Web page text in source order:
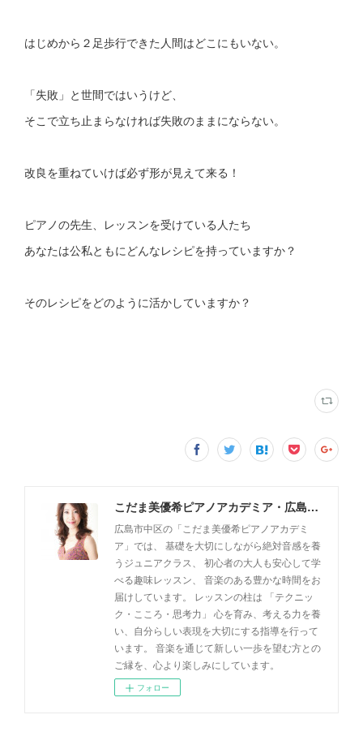
はじめから２足歩行できた人間はどこにもいない。
「失敗」と世間ではいうけど、
そこで立ち止まらなければ失敗のままにならない。
改良を重ねていけば必ず形が見えて来る！
ピアノの先生、レッスンを受けている人たち
あなたは公私ともにどんなレシピを持っていますか？
そのレシピをどのように活かしていますか？
こだま美優希ピアノアカデミア・広島市中区
広島市中区の「こだま美優希ピアノアカデミ
ア」では、 基礎を大切にしながら絶対音感を養
うジュニアクラス、 初心者の大人も安心して学
べる趣味レッスン、 音楽のある豊かな時間をお
届けしています。 レッスンの柱は 「テクニッ
ク・こころ・思考力」 心を育み、考える力を養
い、自分らしい表現を大切にする指導を行って
います。 音楽を通じて新しい一歩を望む方との
ご縁を、心より楽しみにしています。
フォロー